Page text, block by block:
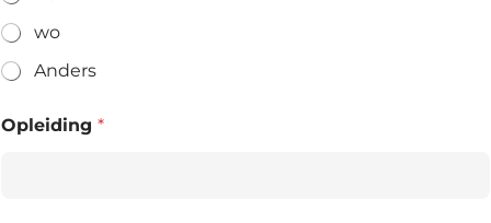
wo
Anders
Opleiding *